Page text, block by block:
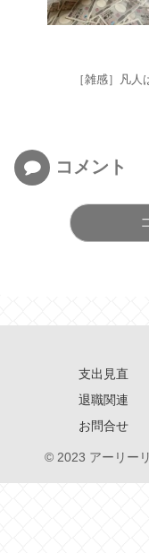
［雑感］凡
コメント
支出見直
退職関連
お問合せ
© 2023 アーリー